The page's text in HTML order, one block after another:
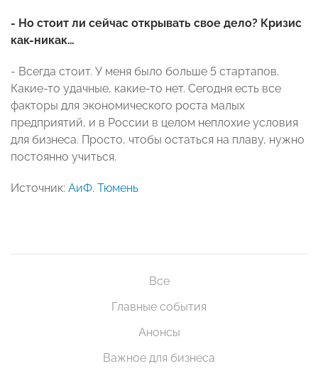
- Но стоит ли сейчас открывать свое дело? Кризис
как-никак…
- Всегда стоит. У меня было больше 5 стартапов.
Какие-то удачные, какие-то нет. Сегодня есть все
факторы для экономического роста малых
предприятий, и в России в целом неплохие условия
для бизнеса. Просто, чтобы остаться на плаву, нужно
постоянно учиться.
Источник: АиФ. Тюмень
Все
Главные события
Анонсы
Важное для бизнеса